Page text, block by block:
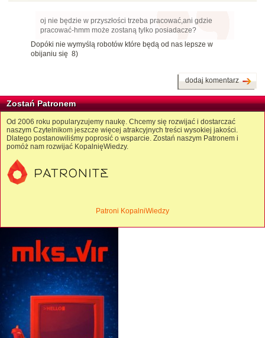
oj nie będzie w przyszłości trzeba pracować,ani gdzie
pracować-hmm może zostaną tylko posiadacze?
Dopóki nie wymyślą robotów które będą od nas lepsze w
obijaniu się 8)
dodaj komentarz
Zostań Patronem
Od 2006 roku popularyzujemy naukę. Chcemy się rozwijać i dostarczać
naszym Czytelnikom jeszcze więcej atrakcyjnych treści wysokiej jakości.
Dlatego postanowiliśmy poprosić o wsparcie. Zostań naszym Patronem i
pomóż nam rozwijać KopalnięWiedzy.
Patroni KopalniWiedzy